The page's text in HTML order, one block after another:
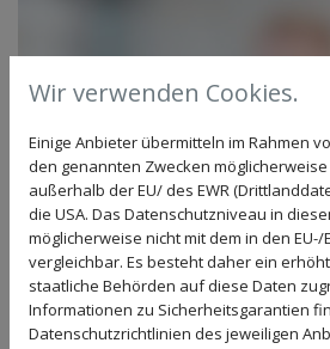
Wir verwenden Cookies.
Einige Anbieter übermitteln im Rahmen
den genannten Zwecken
außerhalb der EU/ des EWR
die USA. Das Datenschutzniveau in
möglicherweise nicht mit dem in den EU-/
vergleichbar. Es besteht daher ein
staatliche Behörden auf diese Daten
Informationen zu Sicherheitsgarantien
Datenschutzrichtlinien des jeweiligen